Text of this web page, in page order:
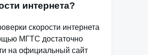
интернета?
скорости интернета
МГТС достаточно
на официальный сайт